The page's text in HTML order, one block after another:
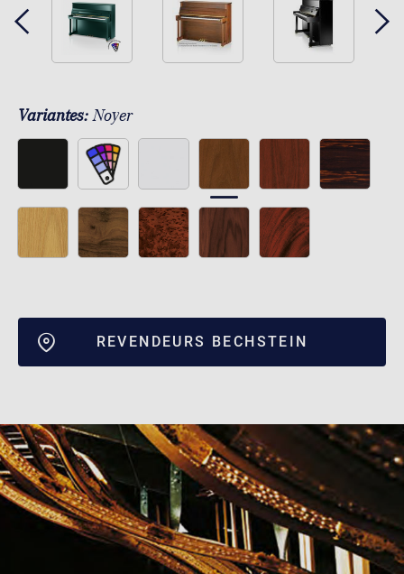
Variantes:Noyer
REVENDEURS BECHSTEIN